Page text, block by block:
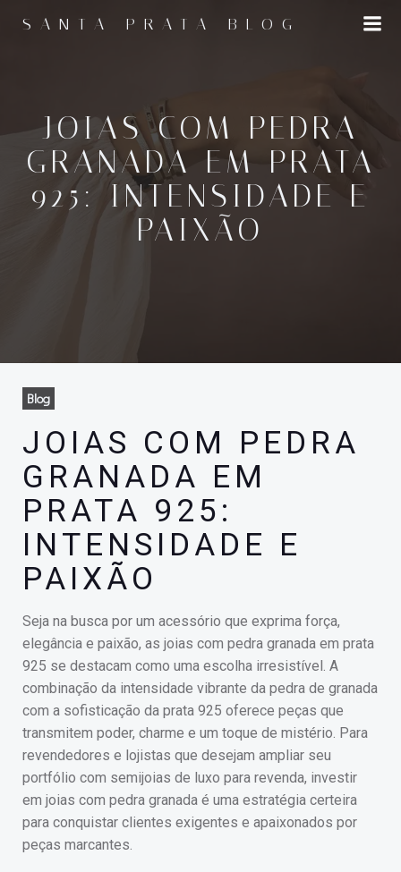
para
SANTA PRATA BLOG
JOIAS COM PEDRA
GRANADA EM PRATA
925: INTENSIDADE E
PAIXÃO
Blog
JOIAS COM PEDRA
GRANADA EM
PRATA 925:
INTENSIDADE E
PAIXÃO
Seja na busca por um acessório que exprima força,
elegância e paixão, as joias com pedra granada em prata
925 se destacam como uma escolha irresistível. A
combinação da intensidade vibrante da pedra de granada
com a sofisticação da prata 925 oferece peças que
transmitem poder, charme e um toque de mistério. Para
revendedores e lojistas que desejam ampliar seu
portfólio com semijoias de luxo para revenda, investir
em joias com pedra granada é uma estratégia certeira
para conquistar clientes exigentes e apaixonados por
peças marcantes.